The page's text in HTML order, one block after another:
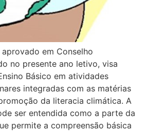
em Conselho
no presente ano letivo, visa
Básico em atividades
integradas com as matérias
da literacia climática. A
ser entendida como a parte da
permite a compreensão básica